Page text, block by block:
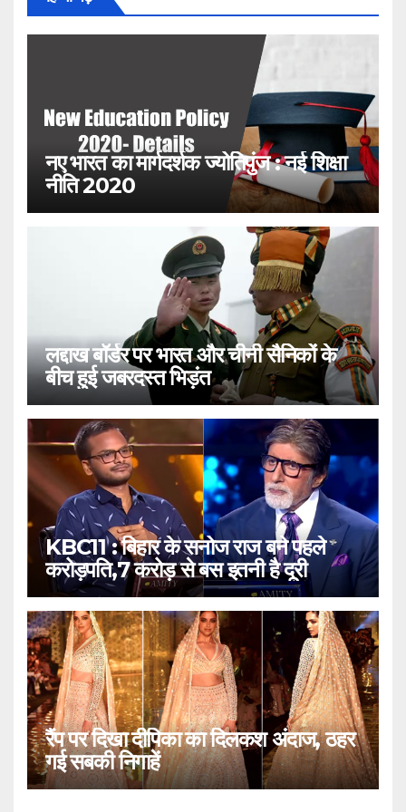
नए भारत का मार्गदर्शक ज्योतिपुंज : नई शिक्षा
नीति 2020
लद्दाख बॉर्डर पर भारत और चीनी सैनिकों के
बीच हुई जबरदस्त भिड़ंत
KBC11 : बिहार के सनोज राज बने पहले
करोड़पति,7 करोड़ से बस इतनी है दूरी
रैंप पर दिखा दीपिका का दिलकश अंदाज, ठहर
गई सबकी निगाहें